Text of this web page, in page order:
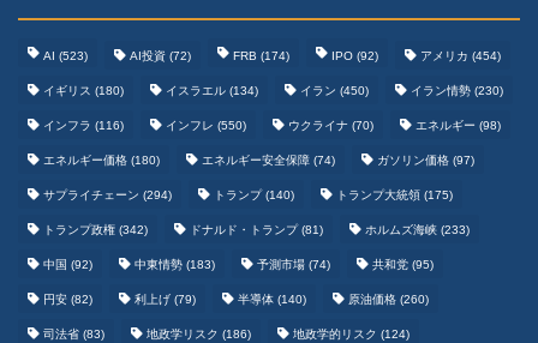
AI (523) AI投資 (72) FRB (174) IPO (92) アメリカ (454)
イギリス (180) イスラエル (134) イラン (450) イラン情勢 (230)
インフラ (116) インフレ (550) ウクライナ (70) エネルギー (98)
エネルギー価格 (180) エネルギー安全保障 (74) ガソリン価格 (97)
サプライチェーン (294) トランプ(140) トランプ大統領 (175)
トランプ政権 (342) ドナルド・トランプ(81) ホルムズ海峡 (233)
中国 (92) 中東情勢 (183) 予測市場 (74) 共和党 (95)
円安 (82) 利上げ (79) 半導体 (140) 原油価格 (260)
司法省 (83) 地政学リスク (186) 地政学的リスク (124)
野球まとめ